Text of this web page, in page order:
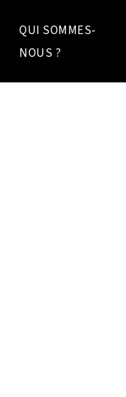
QUI SOMMES-
NOUS ?